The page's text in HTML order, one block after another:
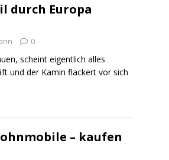
durch Europa
0
scheint eigentlich alles
und der Kamin flackert vor sich
– kaufen